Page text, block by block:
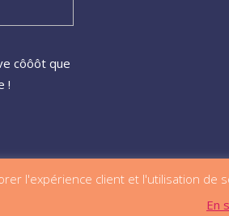
côôôt que
!
A2Com–
l'expérience client et l'utilisation de
En